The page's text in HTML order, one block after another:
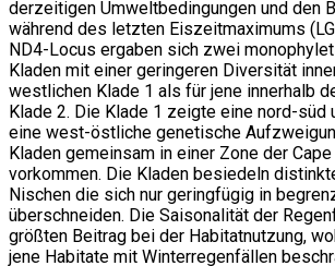
derzeitigen Umweltbedingungen und den
während des letzten Eiszeitmaximums
ND4-Locus ergaben sich zwei
Kladen mit einer geringeren Diversität
westlichen Klade 1 als für jene innerhalb
Klade 2. Die Klade 1 zeigte eine nord-süd
eine west-östliche genetische
Kladen gemeinsam in einer Zone der
vorkommen. Die Kladen besiedeln
Nischen die sich nur geringfügig in
überschneiden. Die Saisonalität der
größten Beitrag bei der Habitatnutzung,
jene Habitate mit Winterregenfällen